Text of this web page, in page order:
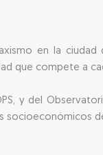
en la
que compete a
y del
socioeconómicos